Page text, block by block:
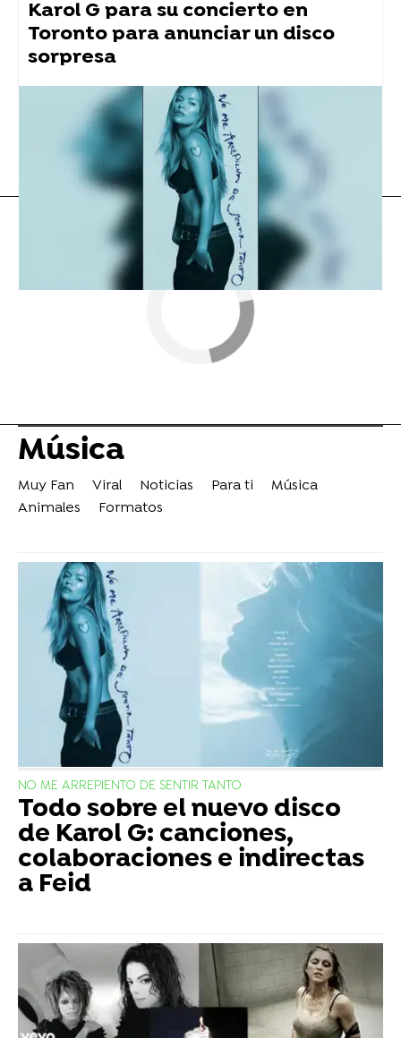
Karol G para su concierto en
Toronto para anunciar un disco
sorpresa
Taylor Swift
Flooxer Now » Música
Música
Muy Fan Viral Noticias Para ti
Música
Animales
Formatos
NO ME ARREPIENTO DE SENTIR TANTO
Todo sobre el nuevo disco
de Karol G: canciones,
colaboraciones e indirectas
a Feid